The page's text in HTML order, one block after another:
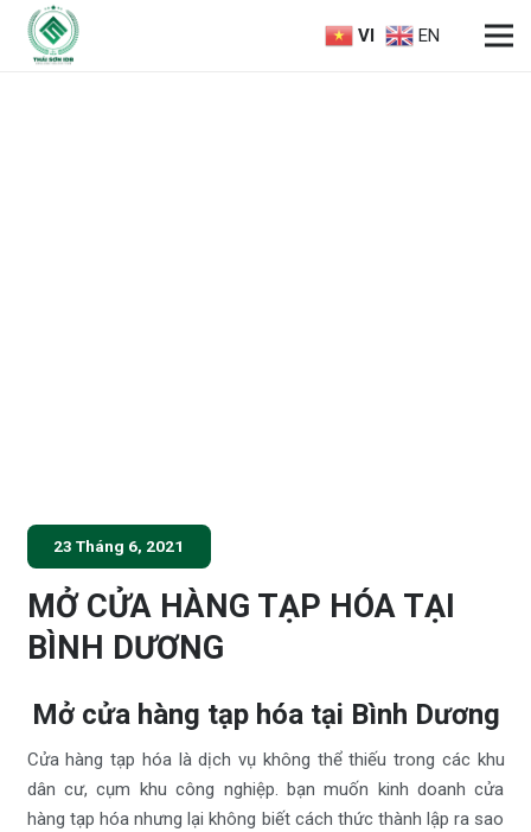
VI EN
23 Tháng 6, 2021
MỞ CỬA HÀNG TẠP HÓA TẠI
BÌNH DƯƠNG
Mở cửa hàng tạp hóa tại Bình Dương
Cửa hàng tạp hóa là dịch vụ không thể thiếu trong các khu
dân cư, cụm khu công nghiệp. bạn muốn kinh doanh cửa
hàng tạp hóa nhưng lại không biết cách thức thành lập ra sao